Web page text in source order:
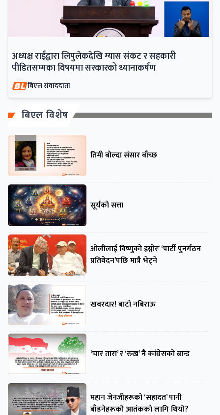
अध्यक्ष राईद्वारा लिपुलेकदेखि ग्यास संकट र सहकारी
पीडितसम्मका विषयमा सरकारको ध्यानाकर्षण
बिएल संवाददाता
बिएल विशेष
तिमी बोल्दा संसार बाँच्छ
सूर्यको सत्ता
ओलीलाई विष्णुको इग्नोरः ‘पार्टी पुनर्गठन
प्रतिवेदन’पछि मात्रै भेट्ने
खबरदार! बाटो नबिराऊ
‘चार तारा’ र ‘रुख’ नै कांग्रेसको ब्रान्ड
महान जेनजीहरूको ‘सहादत’ पानी
बाँडनेहरूको आतंकको लागि थियो?